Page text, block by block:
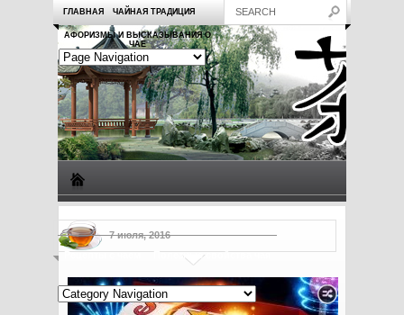
ГЛАВНАЯ ЧАЙНАЯ ТРАДИЦИЯ
АФОРИЗМЫ И ВЫСКАЗЫВАНИЯ О
ЧАЕ
Рецепты с чаем Полезные свойства чая
7 июля, 2016